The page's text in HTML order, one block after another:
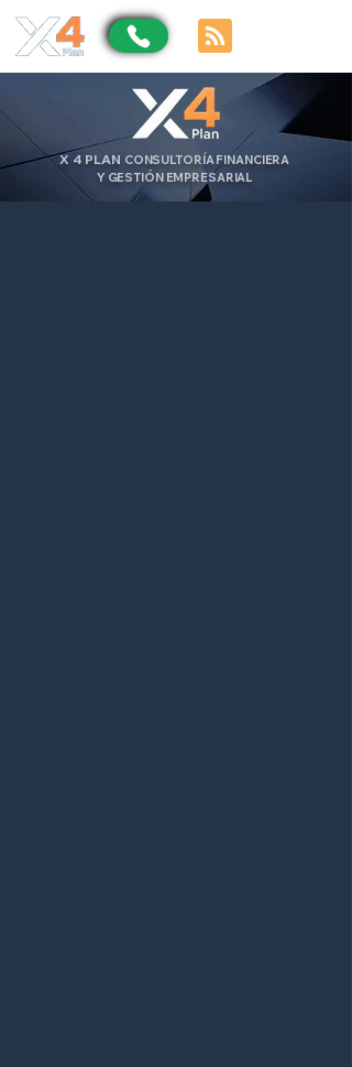
X 4 PLAN CONSULTORÍA FINANCIERA
Y GESTIÓN EMPRESARIAL